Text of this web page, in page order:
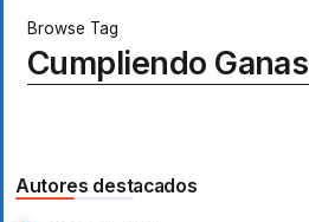
Browse Tag
Cumpliendo Ganas
Autores destacados